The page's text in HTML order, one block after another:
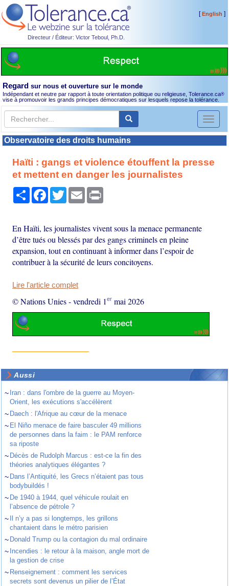
Directeur / Éditeur: Victor Teboul, Ph.D.
[English ]
Regard sur nous et ouverture sur le monde
Indépendant et neutre par rapport à toute orientation politique ou religieuse, Tolerance.ca®
vise à promouvoir les grands principes démocratiques sur lesquels repose la tolérance.
Toggle
Observatoire des droits humains
Haïti : gangs et violence étouffent la presse
et mettent en danger les journalistes
PartagerFacebook
TwitterEmail
En Haïti, les journalistes vivent sous la menace permanente
d’être tués ou blessés par des gangs criminels en pleine
expansion, tout en continuant à informer dans l’espoir de
contribuer à la sécurité de leurs concitoyens.
Lire l'article complet
© Nations Unies-vendredi 1er mai 2026
Aussi
~ Iran : dans l'ombre de la guerre au Moyen-
Orient, les exécutions s'accélèrent
~ Daech : l'Afrique au cœur de la menace
~ El Niño menace de faire basculer 49 millions
de personnes dans la faim : le PAM renforce
sa riposte
~ Décès de Rudolph Marcus : est-ce la fin des
théories analytiques élégantes ?
~ Dans l’Antiquité, les Grecs n’étaient pas tous
bodybuildés !
~ De 1940 à 1944, quel véhicule roulait en
l’absence de pétrole ?
~
Il n’y a pas si longtemps, les grillons
chantaient dans le métro parisien
~ Donald Trump ou la contagion du mal ordinaire
~ Incendies : le retour à la maison, angle mort de
la gestion de crise
~ Renseignement : comment les services
secrets sont devenus un pilier de l’État